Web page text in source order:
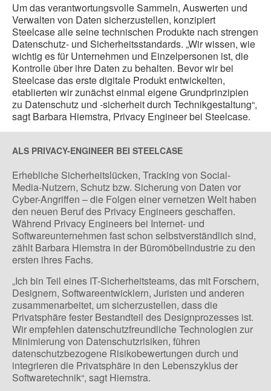
Um das verantwortungsvolle Sammeln, Auswerten und
Verwalten von Daten sicherzustellen, konzipiert
Steelcase alle seine technischen Produkte nach strengen
Datenschutz- und Sicherheitsstandards. „Wir wissen, wie
wichtig es für Unternehmen und Einzelpersonen ist, die
Kontrolle über ihre Daten zu behalten. Bevor wir bei
Steelcase das erste digitale Produkt entwickelten,
etablierten wir zunächst einmal eigene Grundprinzipien
zu Datenschutz und -sicherheit durch Technikgestaltung“,
sagt Barbara Hiemstra, Privacy Engineer bei Steelcase.
ALS PRIVACY-ENGINEER BEI STEELCASE
Erhebliche Sicherheitslücken, Tracking von Social-
Media-Nutzern, Schutz bzw. Sicherung von Daten vor
Cyber-Angriffen – die Folgen einer vernetzen Welt haben
den neuen Beruf des Privacy Engineers geschaffen.
Während Privacy Engineers bei Internet- und
Softwareunternehmen fast schon selbstverständlich sind,
zählt Barbara Hiemstra in der Büromöbelindustrie zu den
ersten ihres Fachs.
„Ich bin Teil eines IT-Sicherheitsteams, das mit Forschern,
Designern, Softwareentwicklern, Juristen und anderen
zusammenarbeitet, um sicherzustellen, dass die
Privatsphäre fester Bestandteil des Designprozesses ist.
Wir empfehlen datenschutzfreundliche Technologien zur
Minimierung von Datenschutzrisiken, führen
datenschutzbezogene Risikobewertungen durch und
integrieren die Privatsphäre in den Lebenszyklus der
Softwaretechnik“, sagt Hiemstra.